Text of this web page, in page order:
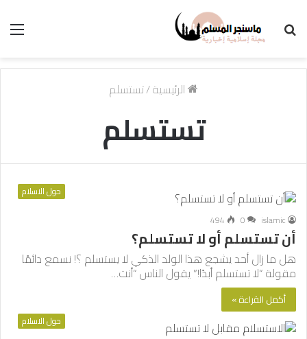
الرئيسية/تستسلم
تستسلم
حول الاسلام
islamic
0
494
أن تستسلم أو لا تستسلم؟
هل ما زال أحد يشجع هذا الولد الذكي لا يستسلم ؟! نسمع دائمًا
مقولة “لا تستسلم أبدًا!” يقول الناس “أنت…
أكمل القراءة »
حول الاسلام